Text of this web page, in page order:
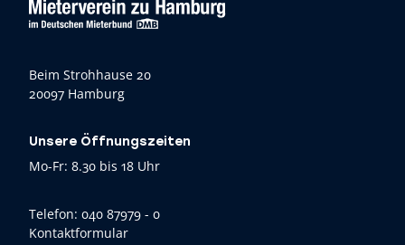
Beim Strohhause 20
20097 Hamburg
Unsere Öffnungszeiten
Mo-Fr: 8.30 bis 18 Uhr
Telefon: 040 87979 - 0
Kontaktformular